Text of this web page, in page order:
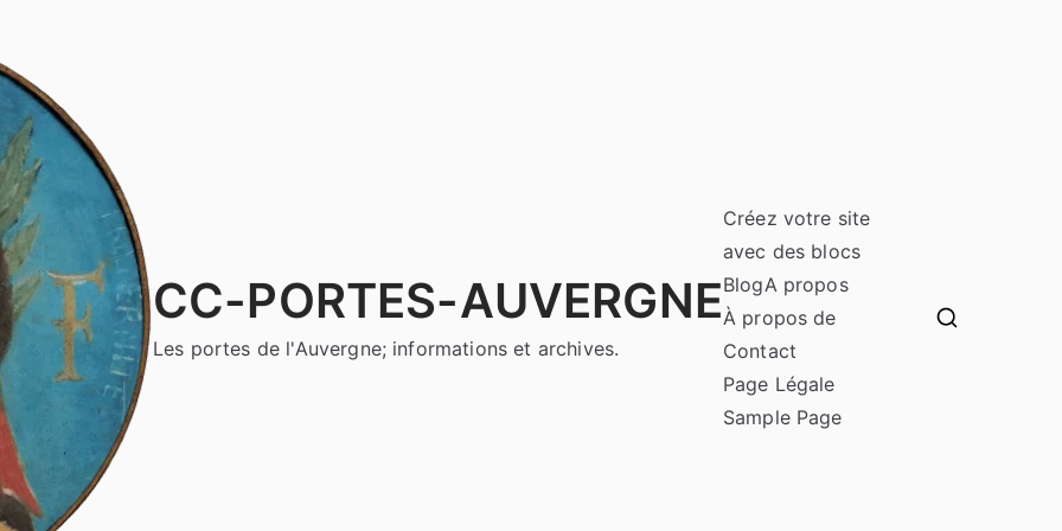
CC-PORTES-AUVERGNE
Les portes de l'Auvergne; informations et archives.
Créez votre site
avec des blocs
BlogA propos
À propos de
Contact
Page Légale
Sample Page